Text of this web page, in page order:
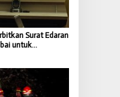
Surat Edaran
untuk